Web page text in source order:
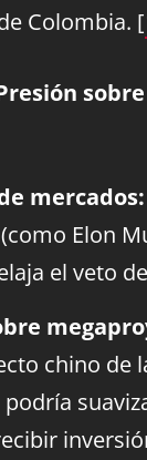
Colombia. [
mercados:
(como Elon
el veto
chino de